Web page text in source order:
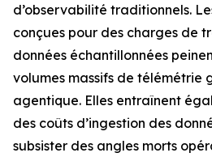
d’observabilité traditionnels.
conçues pour des charges de
données échantillonnées
volumes massifs de télémétrie
agentique. Elles entraînent
des coûts d’ingestion des
subsister des angles morts